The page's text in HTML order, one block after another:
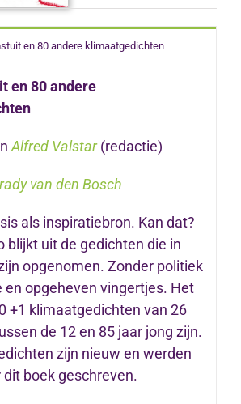
en 80 andere klimaatgedichten
en 80 andere
Alfred Valstar (redactie)
van den Bosch
als inspiratiebron. Kan dat?
blijkt uit de gedichten die in
opgenomen. Zonder politiek
opgeheven vingertjes. Het
+1 klimaatgedichten van 26
de 12 en 85 jaar jong zijn.
zijn nieuw en werden
dit boek geschreven.